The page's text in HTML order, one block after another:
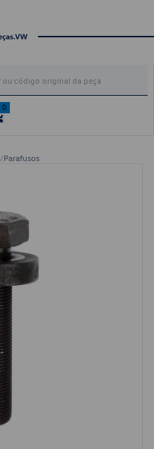
0
/Parafusos